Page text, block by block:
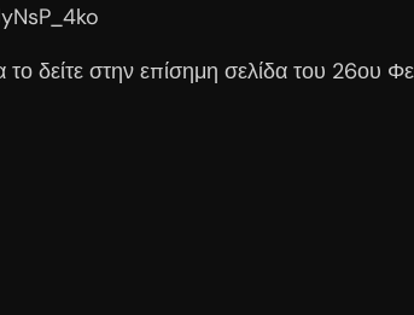
δείτε στην επίσημη σελίδα του